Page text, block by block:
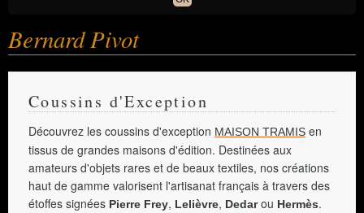
Bernard Pivot
Coussins d'Exception
Découvrez les coussins d'exception MAISON TRAMIS en
tissus de grandes maisons d'édition. Destinées aux
amateurs d'objets rares et de beaux textiles, nos créations
haut de gamme valorisent l'artisanat français à travers des
étoffes signées Pierre Frey, Lelièvre, Dedarou Hermès.